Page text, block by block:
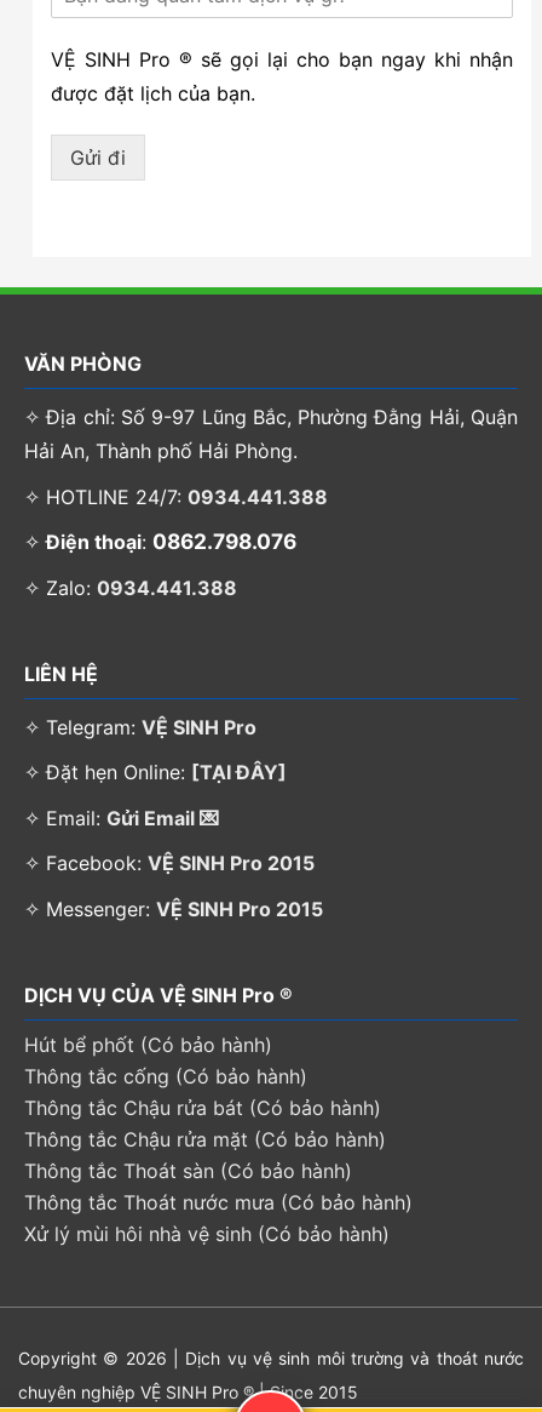
VỆ SINH Pro ® sẽ gọi lại cho bạn ngay khi nhận
được đặt lịch của bạn.
Gửi đi
VĂN PHÒNG
✧ Địa chỉ: Số 9-97 Lũng Bắc, Phường Đằng Hải, Quận
Hải An, Thành phố Hải Phòng.
✧ HOTLINE 24/7: 0934.441.388
✧Điện thoại: 0862.798.076
✧ Zalo: 0934.441.388
LIÊN HỆ
✧ Telegram: VỆ SINH Pro
✧ Đặt hẹn Online: [TẠI ĐÂY]
✧ Email: Gửi Email 💌
✧ Facebook: VỆ SINH Pro 2015
✧ Messenger: VỆ SINH Pro 2015
DỊCH VỤ CỦA VỆ SINH Pro ®
Hút bể phốt (Có bảo hành)
Thông tắc cống (Có bảo hành)
Thông tắc Chậu rửa bát (Có bảo hành)
Thông tắc Chậu rửa mặt (Có bảo hành)
Thông tắc Thoát sàn (Có bảo hành)
Thông tắc Thoát nước mưa (Có bảo hành)
Xử lý mùi hôi nhà vệ sinh (Có bảo hành)
Copyright © 2026 | Dịch vụ vệ sinh môi trường và thoát nước
chuyên nghiệp VỆ SINH Pro ® | Since 2015